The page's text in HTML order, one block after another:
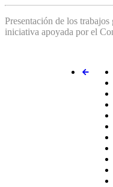
Presentación de los
iniciativa apoyada por el